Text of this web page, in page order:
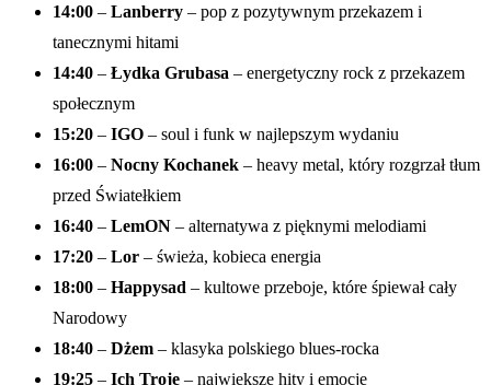
14:00 – Lanberry – pop z pozytywnym przekazem i
tanecznymi hitami
14:40 – Łydka Grubasa – energetyczny rock z przekazem
społecznym
15:20 – IGO – soul i funk w najlepszym wydaniu
16:00 – Nocny Kochanek – heavy metal, który rozgrzał tłum
przed Światełkiem
16:40 – LemON – alternatywa z pięknymi melodiami
17:20 – Lor – świeża, kobieca energia
18:00 – Happysad – kultowe przeboje, które śpiewał cały
Narodowy
18:40 – Dżem – klasyka polskiego blues-rocka
19:25 – Ich Troje – największe hity i emocje